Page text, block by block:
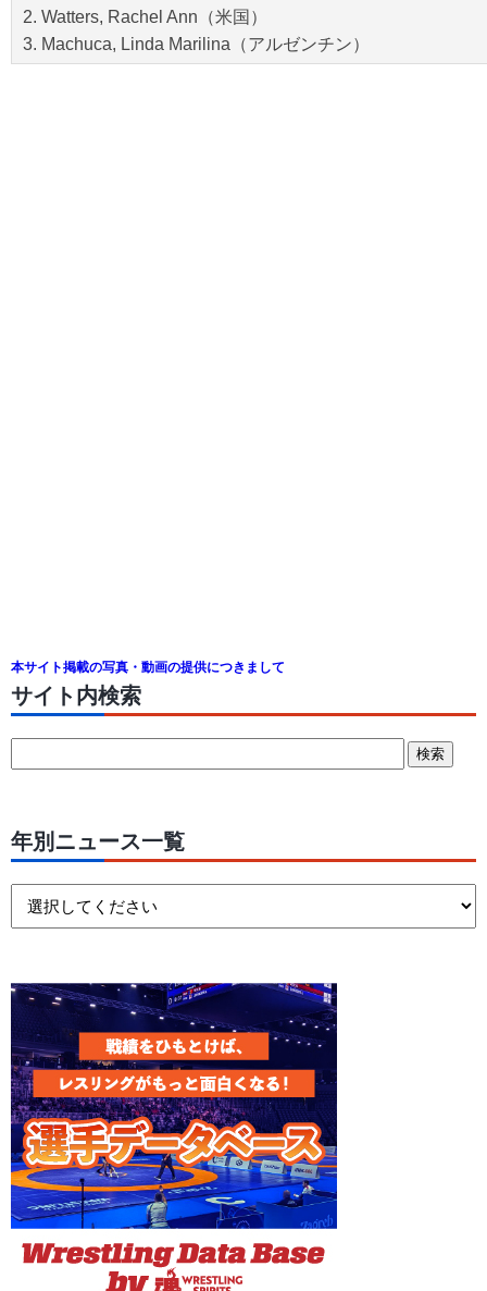
2. Watters, Rachel Ann（米国）
3. Machuca, Linda Marilina（アルゼンチン）
本サイト掲載の写真・動画の提供につきまして
サイト内検索
年別ニュース一覧